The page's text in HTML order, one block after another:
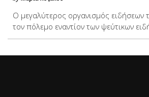
Ο μεγαλύτερος οργανισμός ειδήσεων
τον πόλεμο εναντίον των ψεύτικων